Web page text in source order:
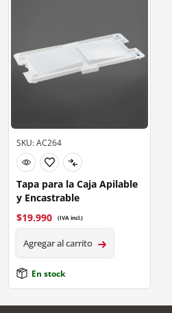
SKU: AC264
Tapa para la Caja Apilable
y Encastrable
$19.990 (IVA incl.)
Agregar al carrito
En stock